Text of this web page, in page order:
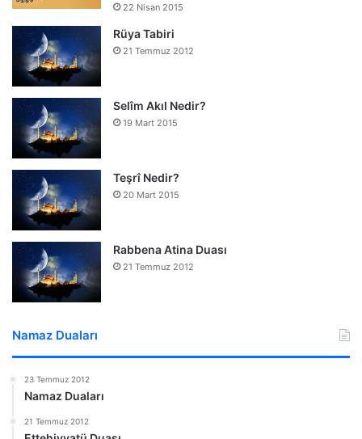
22 Nisan 2015
Rüya Tabiri
21 Temmuz 2012
Selîm Akıl Nedir?
19 Mart 2015
Teşrî Nedir?
20 Mart 2015
Rabbena Atina Duası
21 Temmuz 2012
Namaz Duaları
23 Temmuz 2012
Namaz Duaları
21 Temmuz 2012